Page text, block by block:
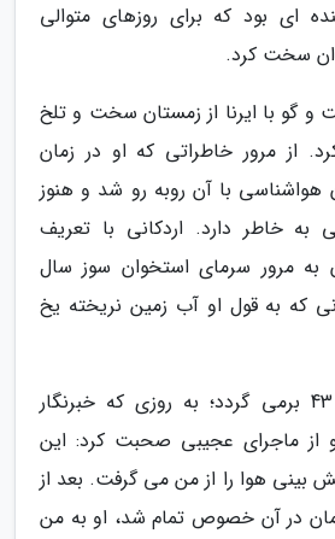
ای بود که برای روزهای متوالی
سخت کرد.
و گو با ایرنا از زمستان سخت و تلخ
کرد. از مرور خاطراتی که او در زمان
هواشناسی با آن روبه رو شد و هنوز
به خاطر دارد. اردکانی با تعریف
به مرور سرمای استخوان سوز سال
زمانی که به قول او آب زمین نریخته یخ
او به تابستان سال 43 برمی گردد؛ به روزی که خبرنگار
او از ماجرای عجیبی صحبت کرد: این
بینی هوا را از من می گرفت. بعد از
در آن خصوص تمام شد، او به من